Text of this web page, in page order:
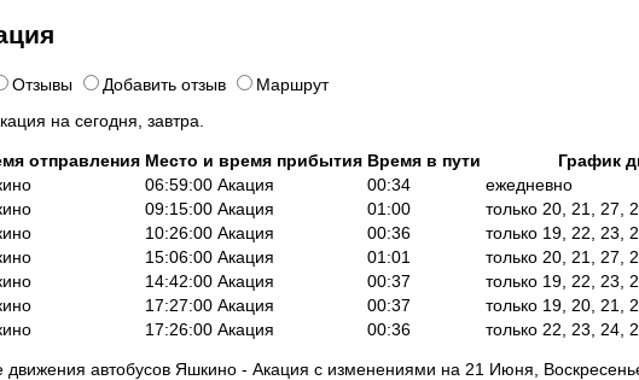
Отзывы Добавить отзыв
Маршрут
на сегодня, завтра.
отправления Место и время прибытия Время в пути График
06:59:00 Акация 00:34 ежедневно
09:15:00 Акация 01:00 только 20, 21, 27,
10:26:00 Акация 00:36 только 19, 22, 23,
15:06:00 Акация 01:01 только 20, 21, 27,
14:42:00 Акация 00:37 только 19, 22, 23,
17:27:00 Акация 00:37 только 19, 20, 21,
17:26:00 Акация 00:36 только 22, 23, 24,
автобусов Яшкино - Акация с изменениями на 21 Июня,